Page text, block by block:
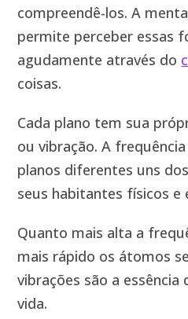
compreendê-los. A
permite perceber essas
agudamente através do
coisas.
Cada plano tem sua
ou vibração. A
planos diferentes uns
seus habitantes físicos e
Quanto mais alta a
mais rápido os átomos
vibrações são a
vida.